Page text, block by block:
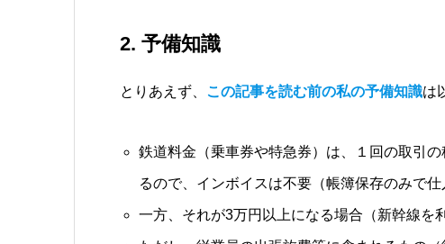
2. 予備知識
とりあえず、 この記事を読む前の私の予備知識は
鉄道料金（乗車券や特急券）は、１回の取引
るので、インボイスは不要（帳簿保存のみで仕
一方、それが3万円以上になる場合（新幹線を